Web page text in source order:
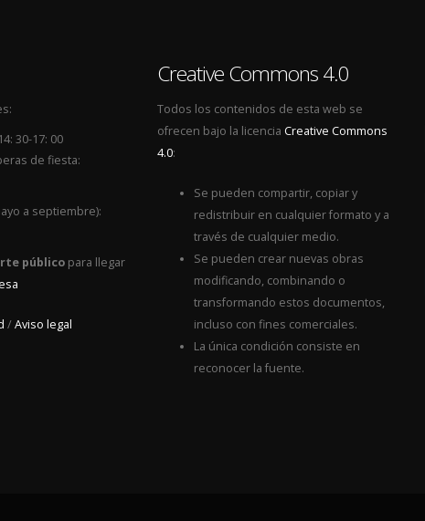
30-17: 00
de fiesta:
a septiembre):
públicopara llegar
/Aviso legal
Creative Commons 4.0
Todos los contenidos de esta web se
ofrecen bajo la licencia Creative Commons
4.0:
Se pueden compartir, copiar y
redistribuir en cualquier formato y a
través de cualquier medio.
Se pueden crear nuevas obras
modificando, combinando o
transformando estos documentos,
incluso con fines comerciales.
La única condición consiste en
reconocer la fuente.